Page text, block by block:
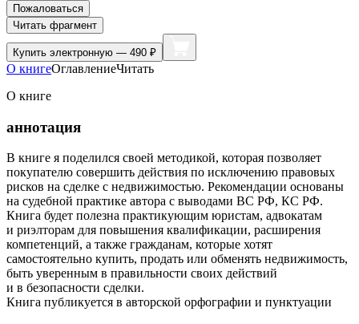
Пожаловаться
Читать фрагмент
Купить электронную — 490 ₽
О книгеОглавлениеЧитать
О книге
аннотация
В книге я поделился своей методикой, которая позволяет
покупателю совершить действия по исключению правовых
рисков на сделке с недвижимостью. Рекомендации основаны
на судебной практике автора с выводами ВС РФ, КС РФ.
Книга будет полезна практикующим юристам, адвокатам
и риэлторам для повышения квалификации, расширения
компетенций, а также гражданам, которые хотят
самостоятельно купить, продать или обменять недвижимость,
быть уверенным в правильности своих действий
и в безопасности сделки.
Книга публикуется в авторской орфографии и пунктуации